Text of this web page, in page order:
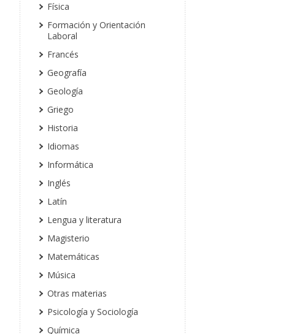
Física
Formación y Orientación
Laboral
Francés
Geografía
Geología
Griego
Historia
Idiomas
Informática
Inglés
Latín
Lengua y literatura
Magisterio
Matemáticas
Música
Otras materias
Psicología y Sociología
Química